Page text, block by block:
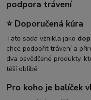
podpora trávení
⭐ Doporučená kúra
Tato sada vznikla jako
chce podpořit trávení a
dva osvědčené produkty,
těší oblibě.
Pro koho je balíček